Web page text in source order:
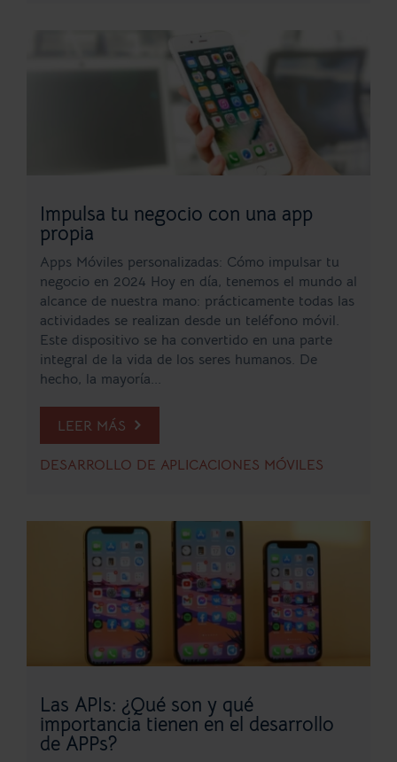
Impulsa tu negocio con una app
propia
Apps Móviles personalizadas: Cómo impulsar tu
negocio en 2024 Hoy en día, tenemos el mundo al
alcance de nuestra mano: prácticamente todas las
actividades se realizan desde un teléfono móvil.
Este dispositivo se ha convertido en una parte
integral de la vida de los seres humanos. De
hecho, la mayoría...
LEER MÁS
DESARROLLO DE APLICACIONES MÓVILES
Las APIs: ¿Qué son y qué
importancia tienen en el desarrollo
de APPs?